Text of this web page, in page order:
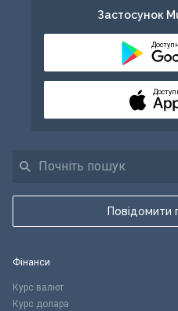
Повідомити
Застосунок
Фінанси
Курс валют
Курс долара